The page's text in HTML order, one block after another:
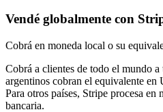
Vendé globalmente con
Cobrá en moneda local o su
Cobrá a clientes de todo el mundo
argentinos cobran el equivalente en
Para otros países, Stripe procesa en
bancaria.